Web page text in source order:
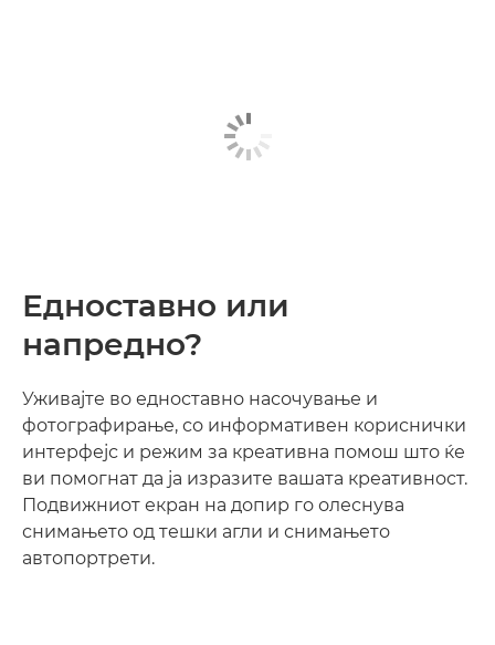
Едноставно или
напредно?
Уживајте во едноставно насочување и
фотографирање, со информативен кориснички
интерфејс и режим за креативна помош што ќе
ви помогнат да ја изразите вашата креативност.
Подвижниот екран на допир го олеснува
снимањето од тешки агли и снимањето
автопортрети.